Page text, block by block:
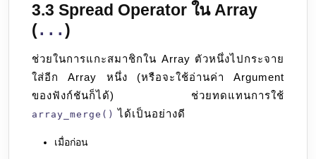
3.3 Spread Operator ใน Array
(... )
ช่วยในการแกะสมาชิกใน Array ตัวหนึ่งไปกระจาย
ใส่อีก Array หนึ่ง (หรือจะใช้อ่านค่า Argument
ของฟังก์ชันก็ได้) ช่วยทดแทนการใช้
array_merge() ได้เป็นอย่างดี
เมื่อก่อน